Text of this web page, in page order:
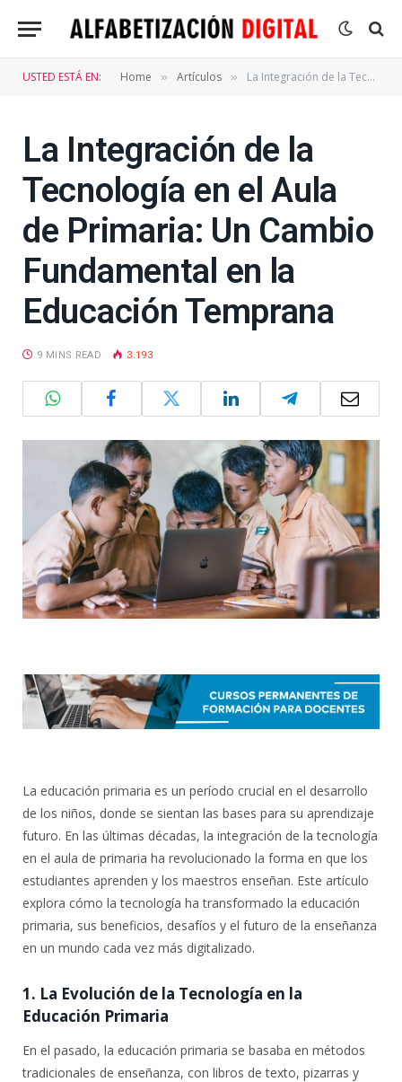
USTED ESTÁ EN: Home » Artículos » La Integración de la Tecnología en el Aula de Primaria: Un Cambio Fundamental en la Educación Temprana
La Integración de la
Tecnología en el Aula
de Primaria: Un Cambio
Fundamental en la
Educación Temprana
9 MINS READ 3.193
La educación primaria es un período crucial en el desarrollo
de los niños, donde se sientan las bases para su aprendizaje
futuro. En las últimas décadas, la integración de la tecnología
en el aula de primaria ha revolucionado la forma en que los
estudiantes aprenden y los maestros enseñan. Este artículo
explora cómo la tecnología ha transformado la educación
primaria, sus beneficios, desafíos y el futuro de la enseñanza
en un mundo cada vez más digitalizado.
1. La Evolución de la Tecnología en la
Educación Primaria
En el pasado, la educación primaria se basaba en métodos
tradicionales de enseñanza, con libros de texto, pizarras y